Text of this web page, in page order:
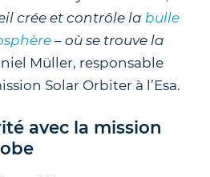
crée et contrôle la bulle
– où se trouve la
Müller, responsable
Solar Orbiter à l’Esa.
avec la mission